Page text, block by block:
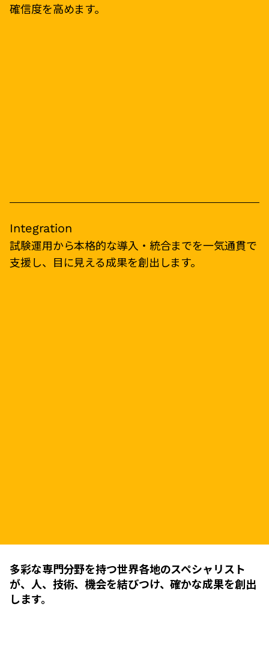
確信度を高めます。
Integration
試験運用から本格的な導入・統合までを一気通貫で
支援し、目に見える成果を創出します。
多彩な専門分野を持つ世界各地のスペシャリスト
が、人、技術、機会を結びつけ、確かな成果を創出
します。